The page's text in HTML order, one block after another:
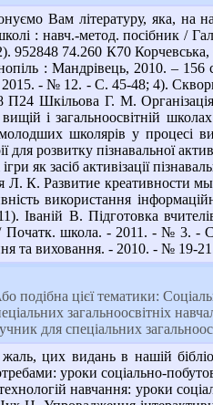
Вам літературу, яка, на
: навч.-метод. посібник /
952848 74.260 К70
: Мандрівець, 2010. –
- № 12. - С. 45-48; 4).
Шкільова Г. М. Організація
вищій і загальноосвітній
молодших школярів у
розвитку пізнавальної
як засіб активізації
К. Развитие креативности
використання
В. Підготовка вчителів
школа. - 2011. - № 3. -
та виховання. - 2010. - № 19-
подібна цієї тематики:
загальноосвітніх
для спеціальних
цих видань в нашій
уроки соціально-
навчання: уроки